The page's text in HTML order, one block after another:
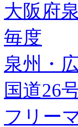
大阪府
毎度
泉州・
国道26
フリー